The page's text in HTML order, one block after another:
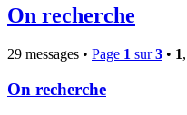
On recherche
29 messages • Page 1 sur3 • 1,
On recherche